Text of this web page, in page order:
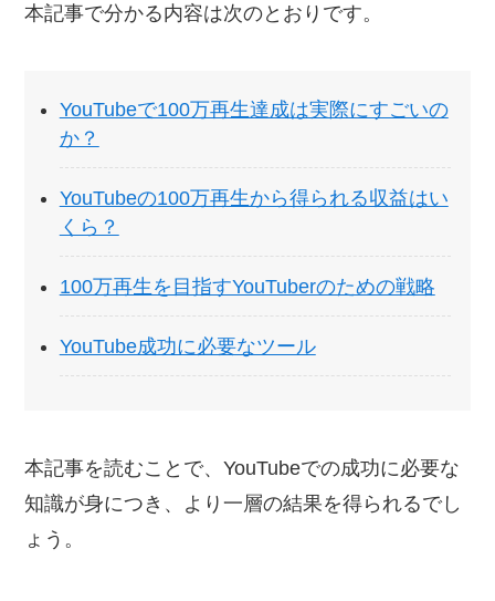
本記事で分かる内容は次のとおりです。
YouTubeで100万再生達成は実際にすごいの
か？
YouTubeの100万再生から得られる収益はい
くら？
100万再生を目指すYouTuberのための戦略
YouTube成功に必要なツール
本記事を読むことで、YouTubeでの成功に必要な
知識が身につき、より一層の結果を得られるでし
ょう。